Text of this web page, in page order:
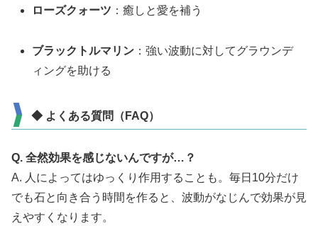
ローズクォーツ ：癒しと愛を補う
ブラックトルマリン ：強い波動に対してグラウンデ
ィングを助ける
◆ よくある質問（FAQ）
Q. 全然効果を感じないんですが…？
A. 人によってはゆっくり作用することも。毎日10分だけ
でも石と向き合う時間を作ると、波動がなじんで効果が見
えやすくなります。